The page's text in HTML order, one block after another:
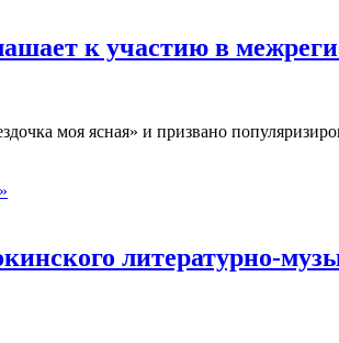
к участию в
моя ясная» и призвано
литературно-